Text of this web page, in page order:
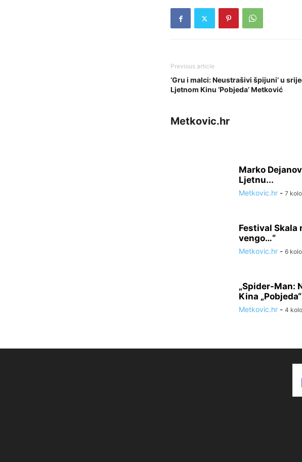
Previous article
‘Gru i malci: Neustrašivi špijuni’ u
Ljetnom Kinu ‘Pobjeda’ Metković
Metkovic.hr
Marko
Ljetnu...
Metkovic.hr - 7
Festival Skala
vengo…“
Metkovic.hr - 6
„Spider-Man:
Kina „Pobjeda“
Metkovic.hr - 4